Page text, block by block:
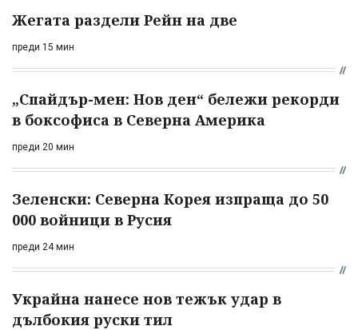
Жегата раздели Рейн на две
преди 15 мин
„Спайдър-мен: Нов ден“ бележи рекорди
в боксофиса в Северна Америка
преди 20 мин
Зеленски: Северна Корея изпраща до 50
000 войници в Русия
преди 24 мин
Украйна нанесе нов тежък удар в
дълбокия руски тил